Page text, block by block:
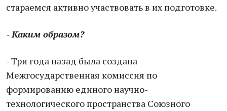
стараемся активно участвовать в их подготовке.
- Каким образом?
- Три года назад была создана
Межгосударственная комиссия по
формированию единого научно-
технологического пространства Союзного